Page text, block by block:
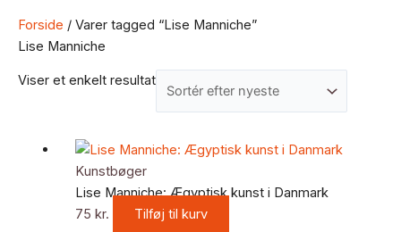
Forside / Varer tagged “Lise Manniche”
Lise Manniche
Viser et enkelt resultat
Kunstbøger
Lise Manniche: Ægyptisk kunst i Danmark
75 kr. Tilføj til kurv